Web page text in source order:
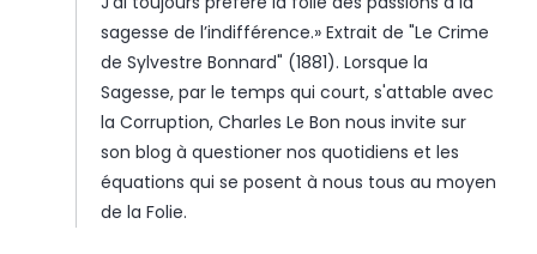
sagesse de l’indifférence.» Extrait de "Le Crime
de Sylvestre Bonnard" (1881). Lorsque la
Sagesse, par le temps qui court, s'attable avec
la Corruption, Charles Le Bon nous invite sur
son blog à questioner nos quotidiens et les
équations qui se posent à nous tous au moyen
de la Folie.